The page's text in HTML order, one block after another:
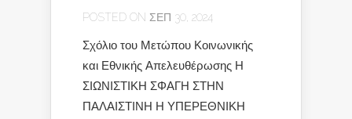
POSTED ON ΣΕΠ 30, 2024
Σχόλιο του Μετώπου Κοινωνικής
και Εθνικής Απελευθέρωσης Η
ΣΙΩΝΙΣΤΙΚΗ ΣΦΑΓΗ ΣΤΗΝ
ΠΑΛΑΙΣΤΙΝΗ Η ΥΠΕΡΕΘΝΙΚΗ